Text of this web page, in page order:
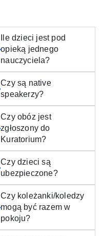
Ile dzieci jest pod
opieką jednego
nauczyciela?
Czy są native
speakerzy?
Czy obóz jest
zgłoszony do
Kuratorium?
Czy dzieci są
ubezpieczone?
Czy koleżanki/koledzy
mogą być razem w
pokoju?